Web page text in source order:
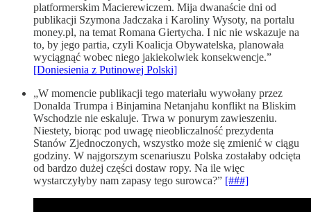
platformerskim Macierewiczem. Mija dwanaście dni od
publikacji Szymona Jadczaka i Karoliny Wysoty, na portalu
money.pl, na temat Romana Giertycha. I nic nie wskazuje na
to, by jego partia, czyli Koalicja Obywatelska, planowała
wyciągnąć wobec niego jakiekolwiek konsekwencje.”
[Doniesienia z Putinowej Polski]
„W momencie publikacji tego materiału wywołany przez
Donalda Trumpa i Binjamina Netanjahu konflikt na Bliskim
Wschodzie nie eskaluje. Trwa w ponurym zawieszeniu.
Niestety, biorąc pod uwagę nieobliczalność prezydenta
Stanów Zjednoczonych, wszystko może się zmienić w ciągu
godziny. W najgorszym scenariuszu Polska zostałaby odcięta
od bardzo dużej części dostaw ropy. Na ile więc
wystarczyłyby nam zapasy tego surowca?” [###]